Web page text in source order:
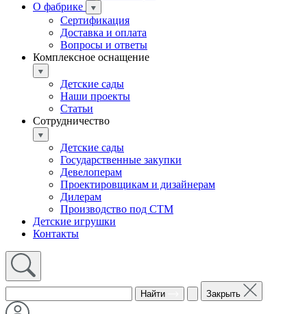
О фабрике
Сертификация
Доставка и оплата
Вопросы и ответы
Комплексное оснащение
Детские сады
Наши проекты
Статьи
Сотрудничество
Детские сады
Государственные закупки
Девелоперам
Проектировщикам и дизайнерам
Дилерам
Производство под СТМ
Детские игрушки
Контакты
Найти Закрыть